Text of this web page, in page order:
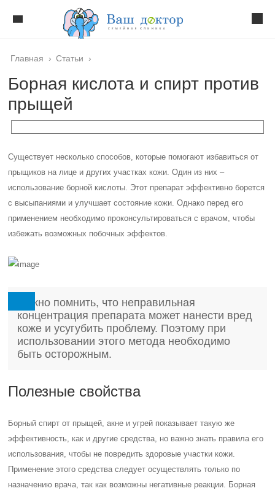
Главная › Статьи ›
Борная кислота и спирт против
прыщей
Существует несколько способов, которые помогают избавиться от
прыщиков на лице и других участках кожи. Один из них –
использование борной кислоты. Этот препарат эффективно борется
с высыпаниями и улучшает состояние кожи. Однако перед его
применением необходимо проконсультироваться с врачом, чтобы
избежать возможных побочных эффектов.
Важно помнить, что неправильная
концентрация препарата может нанести вред
коже и усугубить проблему. Поэтому при
использовании этого метода необходимо
быть осторожным.
Полезные свойства
Борный спирт от прыщей, акне и угрей показывает такую же
эффективность, как и другие средства, но важно знать правила его
использования, чтобы не повредить здоровые участки кожи.
Применение этого средства следует осуществлять только по
назначению врача, так как возможны негативные реакции. Борная